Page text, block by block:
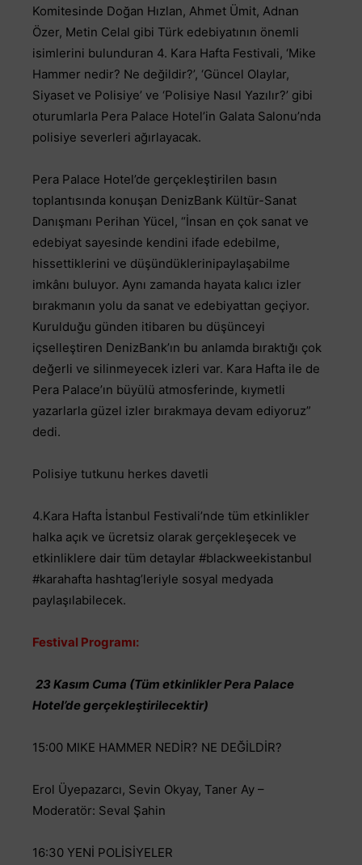
Komitesinde Doğan Hızlan, Ahmet Ümit, Adnan
Özer, Metin Celal gibi Türk edebiyatının önemli
isimlerini bulunduran 4. Kara Hafta Festivali, ‘Mike
Hammer nedir? Ne değildir?’, ‘Güncel Olaylar,
Siyaset ve Polisiye’ ve ‘Polisiye Nasıl Yazılır?’ gibi
oturumlarla Pera Palace Hotel’in Galata Salonu’nda
polisiye severleri ağırlayacak.
Pera Palace Hotel’de gerçekleştirilen basın
toplantısında konuşan DenizBank Kültür-Sanat
Danışmanı Perihan Yücel, “İnsan en çok sanat ve
edebiyat sayesinde kendini ifade edebilme,
hissettiklerini ve düşündüklerinipaylaşabilme
imkânı buluyor. Aynı zamanda hayata kalıcı izler
bırakmanın yolu da sanat ve edebiyattan geçiyor.
Kurulduğu günden itibaren bu düşünceyi
içselleştiren DenizBank’ın bu anlamda bıraktığı çok
değerli ve silinmeyecek izleri var. Kara Hafta ile de
Pera Palace’ın büyülü atmosferinde, kıymetli
yazarlarla güzel izler bırakmaya devam ediyoruz”
dedi.
Polisiye tutkunu herkes davetli
4.Kara Hafta İstanbul Festivali’nde tüm etkinlikler
halka açık ve ücretsiz olarak gerçekleşecek ve
etkinliklere dair tüm detaylar #blackweekistanbul
#karahafta hashtag’leriyle sosyal medyada
paylaşılabilecek.
Festival Programı:
23 Kasım Cuma (Tüm etkinlikler Pera Palace
Hotel’de gerçekleştirilecektir)
15:00 MIKE HAMMER NEDİR? NE DEĞİLDİR?
Erol Üyepazarcı, Sevin Okyay, Taner Ay –
Moderatör: Seval Şahin
16:30 YENİ POLİSİYELER